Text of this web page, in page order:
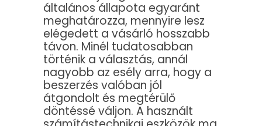
általános állapota egyaránt
meghatározza, mennyire lesz
elégedett a vásárló hosszabb
távon. Minél tudatosabban
történik a választás, annál
nagyobb az esély arra, hogy a
beszerzés valóban jól
átgondolt és megtérülő
döntéssé váljon. A használt